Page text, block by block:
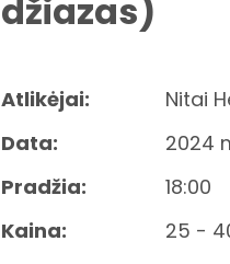
džiazas)
Atlikėjai:
Nitai
Data:
2024
Pradžia:
18:00
Kaina:
25 -